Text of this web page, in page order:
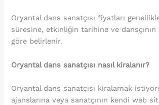
Oryantal dans sanatçısı fiyatları
süresine, etkinliğin tarihine ve
göre belirlenir.
Oryantal dans sanatçısı nasıl kiralanır?
Oryantal dans sanatçısı kiralamak
ajanslarına veya sanatçının kendi web